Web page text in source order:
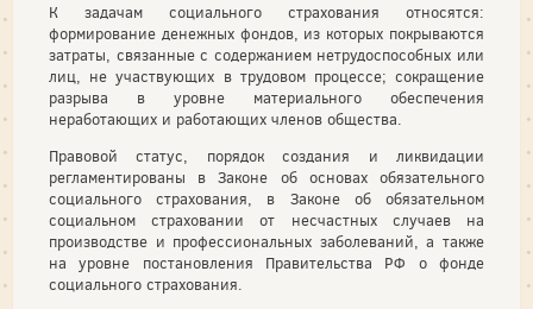
К задачам социального страхования относятся:
формирование денежных фондов, из которых покрываются
затраты, связанные с содержанием нетрудоспособных или
лиц, не участвующих в трудовом процессе; сокращение
разрыва в уровне материального обеспечения
неработающих и работающих членов общества.
Правовой статус, порядок создания и ликвидации
регламентированы в Законе об основах обязательного
социального страхования, в Законе об обязательном
социальном страховании от несчастных случаев на
производстве и профессиональных заболеваний, а также
на уровне постановления Правительства РФ о фонде
социального страхования.